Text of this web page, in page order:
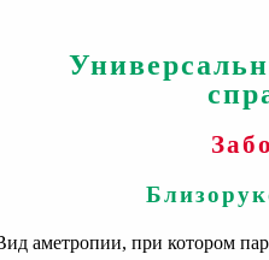
аметропии, при котором